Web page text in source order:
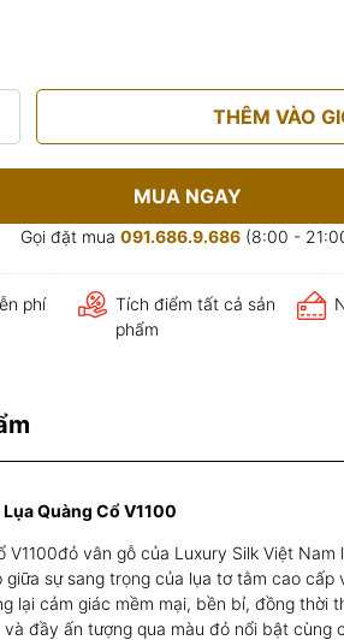
THÊM VÀO
MUA NGAY
Gọi đặt mua 091.686.9.686(8:00 -
phí
Tích điểm tất cả sản
phẩm
Quàng Cổ V1100
V1100đỏ vân gỗ của Luxury Silk Việt
giữa sự sang trọng của lụa tơ tằm cao cấp
lại cảm giác mềm mại, bền bỉ, đồng thời
đầy ấn tượng qua màu đỏ nổi bật cùng